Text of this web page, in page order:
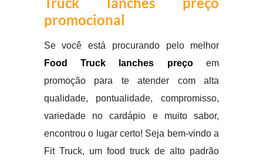
promocional
Se você está procurando pelo melhor
Food Truck lanches preçoem
promoção para te atender com alta
qualidade, pontualidade, compromisso,
variedade no cardápio e muito sabor,
encontrou o lugar certo! Seja bem-vindo a
Fit Truck, um food truck de alto padrão